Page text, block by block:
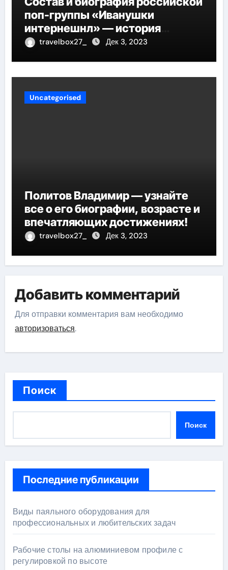
поп-группы «Иванушки
интернешнл» — история
успеха, музыка и судьбы
travelbox27_ Дек 3, 2023
Uncategorised
Политов Владимир — узнайте
все о его биографии, возрасте и
впечатляющих достижениях!
travelbox27_ Дек 3, 2023
Добавить комментарий
Для отправки комментария вам необходимо
авторизоваться.
Поиск
Поиск
Последние публикации
Виды паяльного оборудования для
профессиональных и любительских задач
Рабочие столы на алюминиевом профиле с
регулировкой по высоте